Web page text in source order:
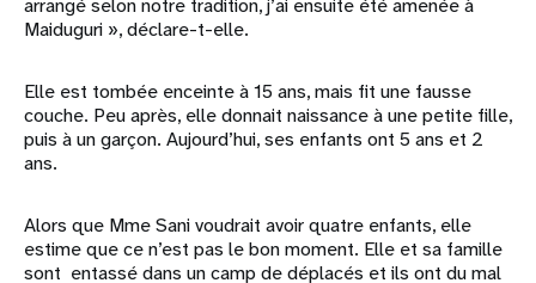
arrangé selon notre tradition, j’ai ensuite été amenée à
Maiduguri », déclare-t-elle.
Elle est tombée enceinte à 15 ans, mais fit une fausse
couche. Peu après, elle donnait naissance à une petite fille,
puis à un garçon. Aujourd’hui, ses enfants ont 5 ans et 2
ans.
Alors que Mme Sani voudrait avoir quatre enfants, elle
estime que ce n’est pas le bon moment. Elle et sa famille
sont entassé dans un camp de déplacés et ils ont du mal